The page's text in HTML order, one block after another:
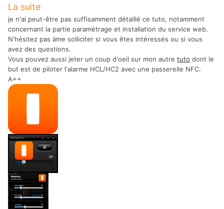
La suite
je n'ai peut-être pas suffisamment détaillé ce tuto, notamment
concernant la partie paramétrage et installation du service web.
N'hésitez pas àme solliciter si vous êtes intéressés ou si vous
avez des questions.
Vous pouvez aussi jeter un coup d'oeil sur mon autre tuto dont le
but est de piloter l'alarme HCL/HC2 avec une passerelle NFC.
A++